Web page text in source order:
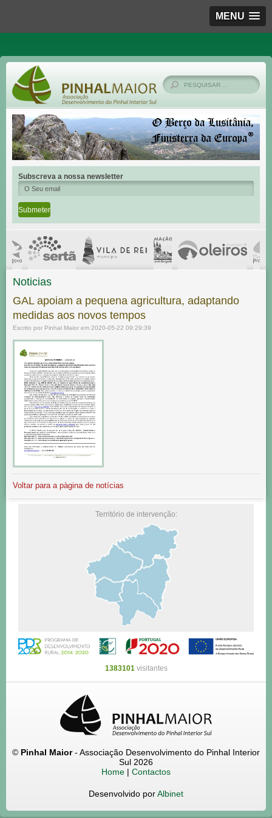
MENU
Subscreva a nossa newsletter
Noticias
GAL apoiam a pequena agricultura, adaptando
medidas aos novos tempos
Escrito por Pinhal Maior em 2020-05-22 09:29:39
Voltar para a pàgina de notícias
Território de intervenção:
1383101visitantes
© Pinhal Maior- Associação Desenvolvimento do Pinhal Interior
Sul 2026
Home | Contactos
Desenvolvido porAlbinet